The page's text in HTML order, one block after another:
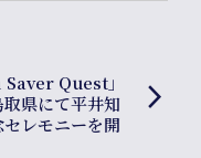
Quest」
県にて平井知
レモニーを開
arrow_forward_ios